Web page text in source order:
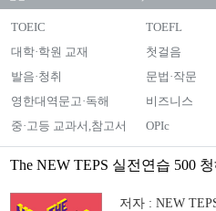
TOEIC TOEFL
대학·학원 교재 첫걸음
발음·청취
문법·작문
영한대역문고·독해
비즈니스
중·고등 교과서,참고서
OPIc
The NEW TEPS 실전연습 500 청
저자 : NEW